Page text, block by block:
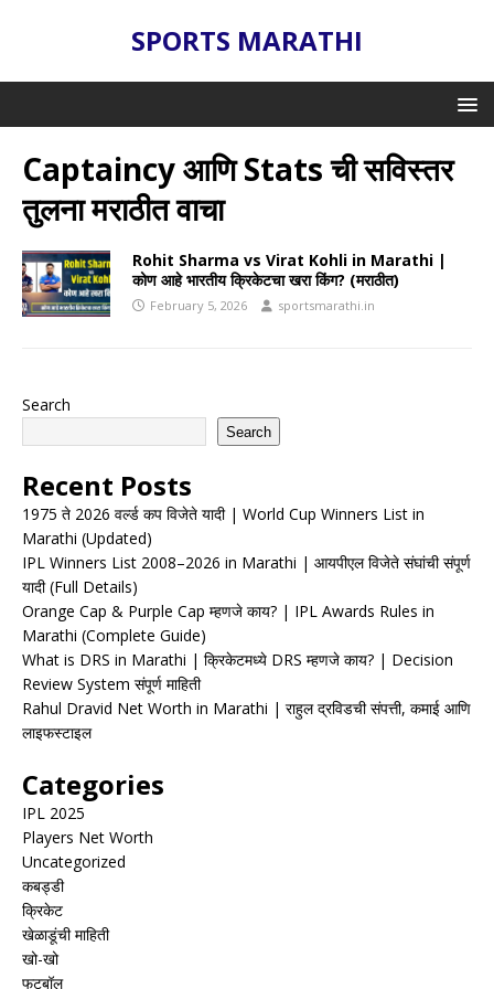
SPORTS MARATHI
Captaincy आणि Stats ची सविस्तर
तुलना मराठीत वाचा
Rohit Sharma vs Virat Kohli in Marathi |
कोण आहे भारतीय क्रिकेटचा खरा किंग? (मराठीत)
February 5, 2026 sportsmarathi.in
Search
Search
Recent Posts
1975 ते 2026 वर्ल्ड कप विजेते यादी | World Cup Winners List in
Marathi (Updated)
IPL Winners List 2008–2026 in Marathi | आयपीएल विजेते संघांची संपूर्ण
यादी (Full Details)
Orange Cap & Purple Cap म्हणजे काय? | IPL Awards Rules in
Marathi (Complete Guide)
What is DRS in Marathi | क्रिकेटमध्ये DRS म्हणजे काय? | Decision
Review System संपूर्ण माहिती
Rahul Dravid Net Worth in Marathi | राहुल द्रविडची संपत्ती, कमाई आणि
लाइफस्टाइल
Categories
IPL 2025
Players Net Worth
Uncategorized
कबड्डी
क्रिकेट
खेळाडूंची माहिती
खो-खो
फुटबॉल